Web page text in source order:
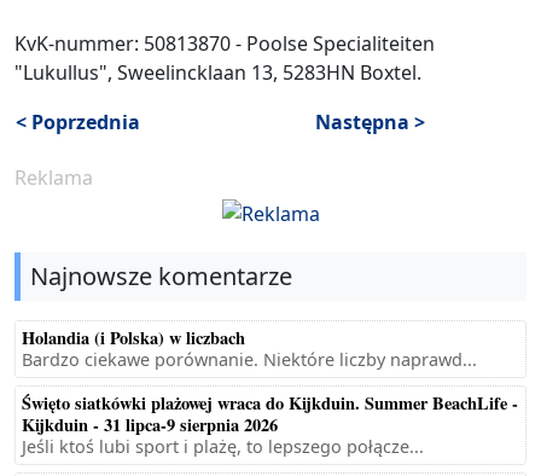
KvK-nummer: 50813870 - Poolse Specialiteiten
"Lukullus", Sweelincklaan 13, 5283HN Boxtel.
< Poprzednia
Następna >
Reklama
Najnowsze komentarze
Holandia (i Polska) w liczbach
Bardzo ciekawe porównanie. Niektóre liczby naprawd...
Święto siatkówki plażowej wraca do Kijkduin. Summer BeachLife -
Kijkduin - 31 lipca-9 sierpnia 2026
Jeśli ktoś lubi sport i plażę, to lepszego połącze...